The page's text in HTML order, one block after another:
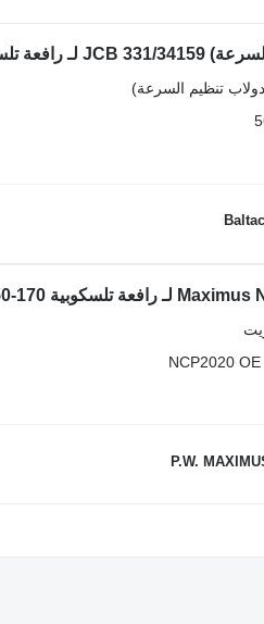
تنظيم السرعة)
NCP2020
P.W.